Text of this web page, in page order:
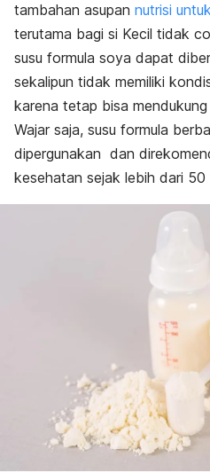
tambahan asupan nutrisi untuk
terutama bagi si Kecil tidak
susu formula soya dapat
sekalipun tidak memiliki
karena tetap bisa
Wajar saja, susu formula
dipergunakan dan
kesehatan sejak lebih dari 50